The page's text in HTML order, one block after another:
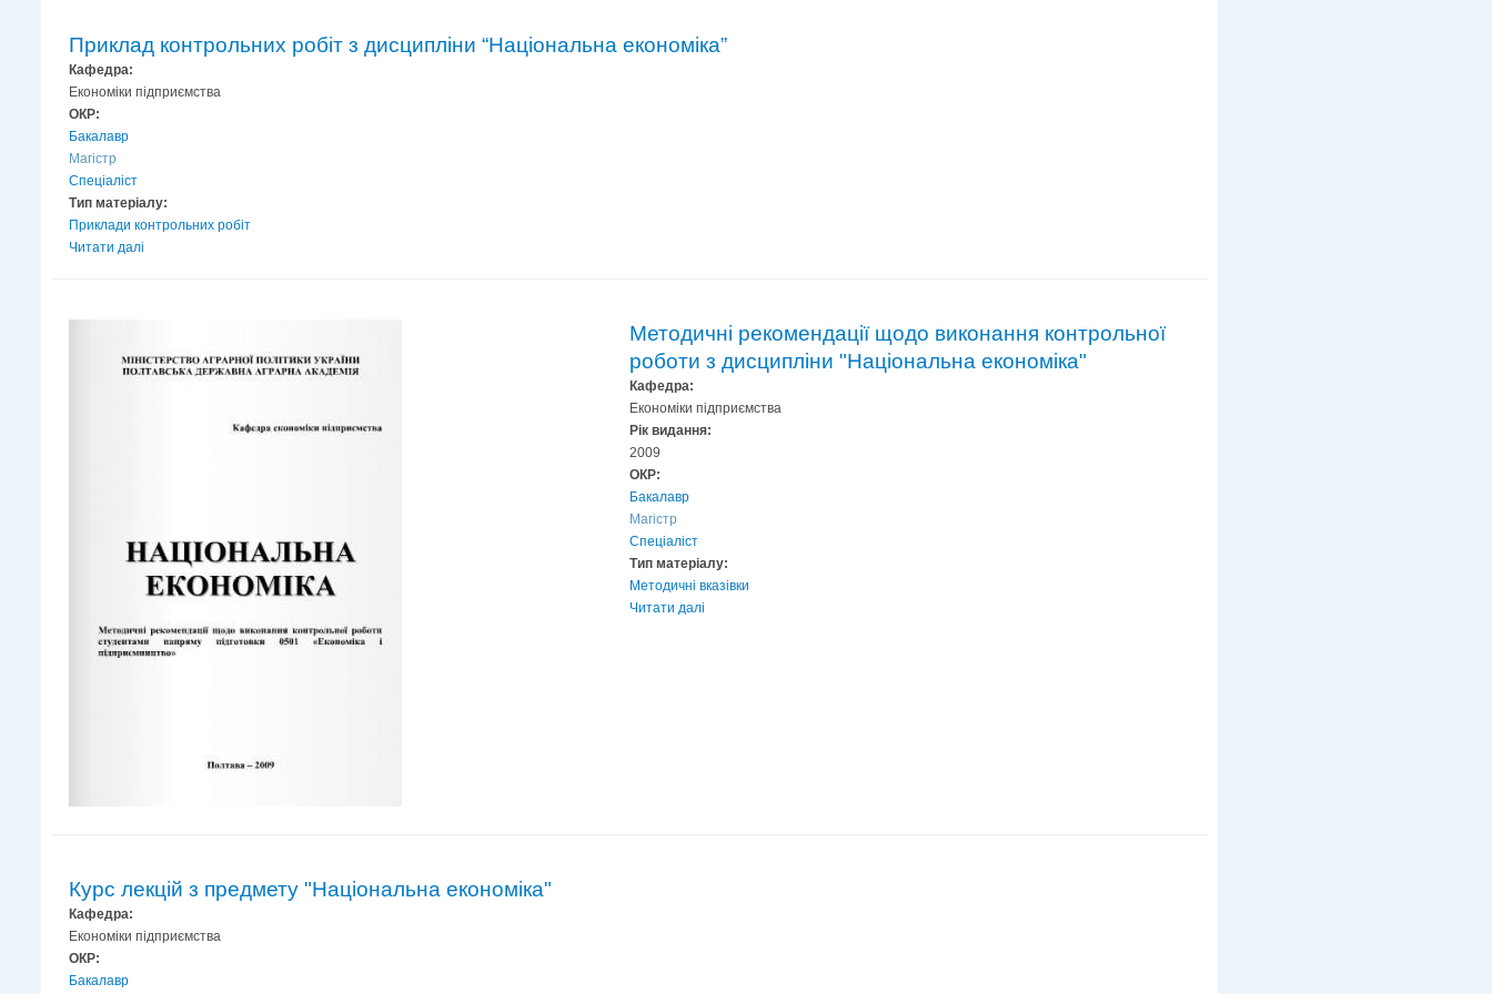
Приклад контрольних робіт з дисципліни “Національна економіка”
Кафедра:
Економіки підприємства
ОКР:
Бакалавр
Магістр
Спеціаліст
Тип матеріалу:
Приклади контрольних робіт
Читати далі
Методичні рекомендації щодо виконання контрольної
роботи з дисципліни "Національна економіка"
Кафедра:
Економіки підприємства
Рік видання:
2009
ОКР:
Бакалавр
Магістр
Спеціаліст
Тип матеріалу:
Методичні вказівки
Читати далі
Курс лекцій з предмету "Національна економіка"
Кафедра:
Економіки підприємства
ОКР:
Бакалавр